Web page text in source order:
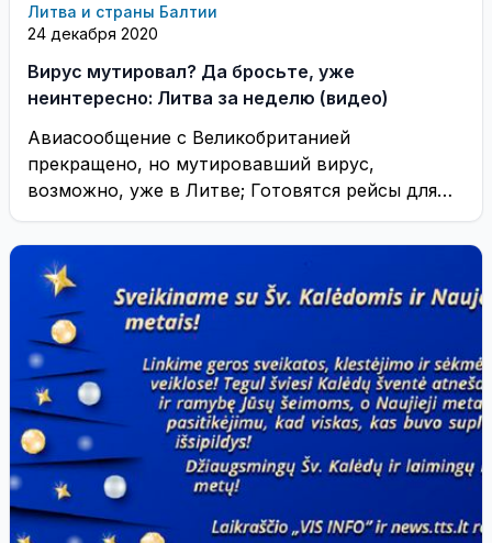
Литва и страны Балтии
24 декабря 2020
Вирус мутировал? Да бросьте, уже
неинтересно: Литва за неделю (видео)
Авиасообщение с Великобританией
прекращено, но мутировавший вирус,
возможно, уже в Литве; Готовятся рейсы для
эвакуации граждан Литвы. Всё это и ...